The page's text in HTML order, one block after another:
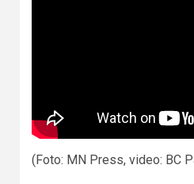
(Foto: MN Press, video: BC